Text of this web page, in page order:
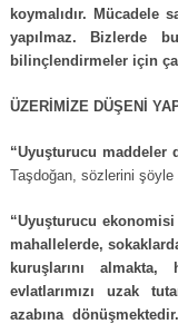
koymalıdır. Mücadele
yapılmaz. Bizlerde
bilinçlendirmeler için
ÜZERİMİZE DÜŞENİ
“Uyuşturucu maddeler
Taşdoğan, sözlerini şöyle
“Uyuşturucu ekonomisi
mahallelerde,
kuruşlarını
evlatlarımızı uzak
azabına